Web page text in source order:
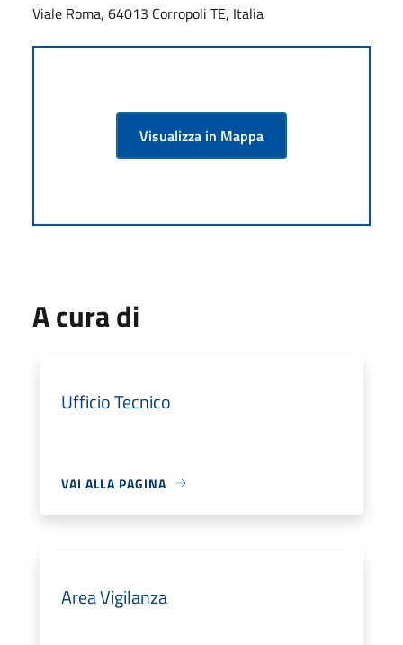
Viale Roma, 64013 Corropoli TE, Italia
Visualizza in Mappa
A cura di
Ufficio Tecnico
VAI ALLA PAGINA
Area Vigilanza